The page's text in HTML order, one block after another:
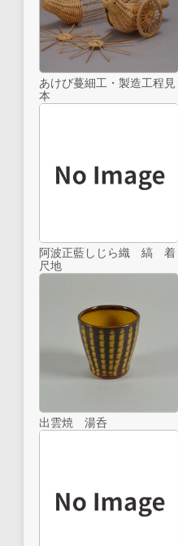
あけび蔓細工・製造工程見
本
阿波正藍しじら織 縞 着
尺地
出雲焼 湯呑